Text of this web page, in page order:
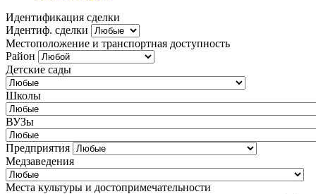
Идентификация сделки
Идентиф. сделки
Местоположение и транспортная доступность
Район
Детские сады
Школы
ВУЗы
Предприятия
Медзаведения
Места культуры и достопримечательности